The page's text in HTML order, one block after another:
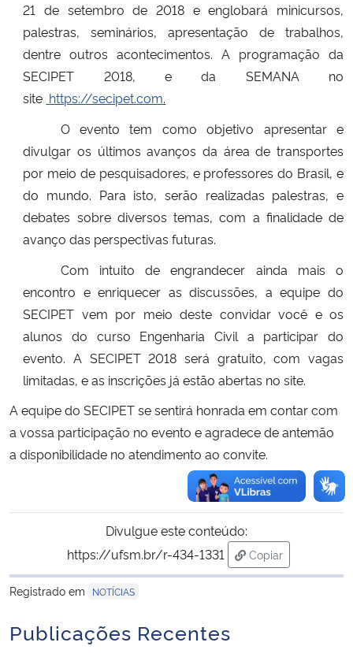
Ministério da Mulher, da Família e dos Direitos Humanos
Secretaria-Geral
Secretaria de Governo
Advocacia-Geral da União
Banco Central do Brasil
21 de setembro de 2018 e englobará minicursos,
palestras, seminários, apresentação de trabalhos,
dentre outros acontecimentos. A programação da
SECIPET 2018, e da SEMANA no
site https://secipet.com.
O evento tem como objetivo apresentar e
divulgar os últimos avanços da área de transportes
por meio de pesquisadores, e professores do Brasil, e
do mundo. Para isto, serão realizadas palestras, e
debates sobre diversos temas, com a finalidade de
avanço das perspectivas futuras.
Com intuito de engrandecer ainda mais o
encontro e enriquecer as discussões, a equipe do
SECIPET vem por meio deste convidar você e os
alunos do curso Engenharia Civil a participar do
evento. A SECIPET 2018 será gratuito, com vagas
limitadas, e as inscrições já estão abertas no site.
A equipe do SECIPET se sentirá honrada em contar com
a vossa participação no evento e agradece de antemão
a disponibilidade no atendimento ao convite.
Divulgue este conteúdo:
https://ufsm.br/r-434-1331
Copiar
para área de
Registrado em
NOTÍCIAS
Publicações Recentes